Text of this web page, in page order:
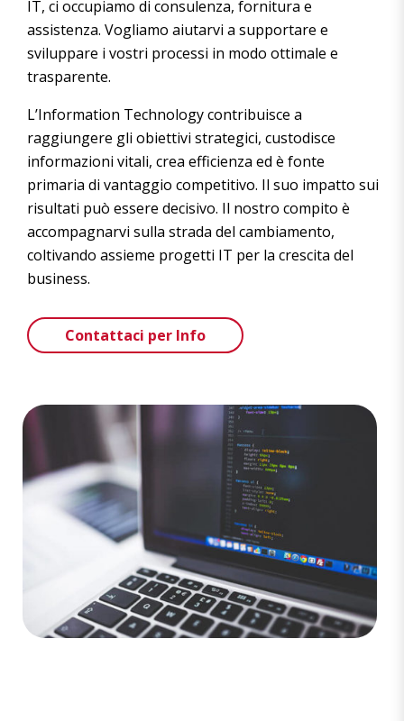
IT, ci occupiamo di consulenza, fornitura e
assistenza. Vogliamo aiutarvi a supportare e
sviluppare i vostri processi in modo ottimale e
trasparente.
L’Information Technology contribuisce a
raggiungere gli obiettivi strategici, custodisce
informazioni vitali, crea efficienza ed è fonte
primaria di vantaggio competitivo. Il suo impatto sui
risultati può essere decisivo. Il nostro compito è
accompagnarvi sulla strada del cambiamento,
coltivando assieme progetti IT per la crescita del
business.
Contattaci per Info